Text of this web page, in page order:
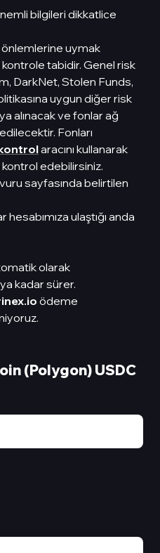
bilgileri dikkatlice
uymak
tabidir. Genel risk
DarkNet, Stolen Funds,
uygun diğer risk
alınacak ve fonlar ağ
Fonları
aracını kullanarak
kontrol edebilirsiniz.
sayfasında belirtilen
hesabımıza ulaştığı anda
olarak
kadar sürer.
ödeme
(Polygon) USDC